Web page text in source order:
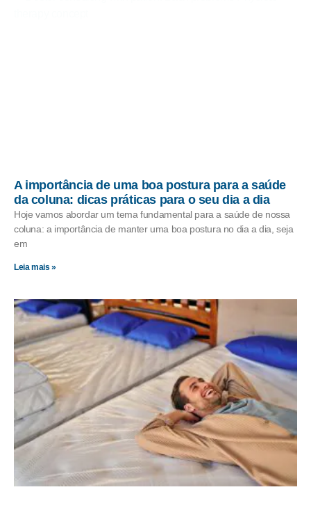
A importância de uma boa postura para a saúde
da coluna: dicas práticas para o seu dia a dia
Hoje vamos abordar um tema fundamental para a saúde de nossa
coluna: a importância de manter uma boa postura no dia a dia, seja
em
Leia mais »